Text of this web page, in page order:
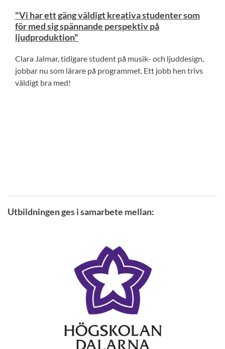
"Vi har ett gäng väldigt kreativa studenter som
för med sig spännande perspektiv på
ljudproduktion"
Clara Jalmar, tidigare student på musik- och ljuddesign,
jobbar nu som lärare på programmet. Ett jobb hen trivs
väldigt bra med!
Utbildningen ges i samarbete mellan: